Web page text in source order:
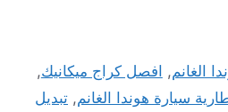
الغانم, افصل كراج ميكانيك,
سيارة هوندا الغانم, تبديل